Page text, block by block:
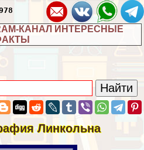
КАНАЛ ИНТЕРЕСНЫЕ
Линкольна